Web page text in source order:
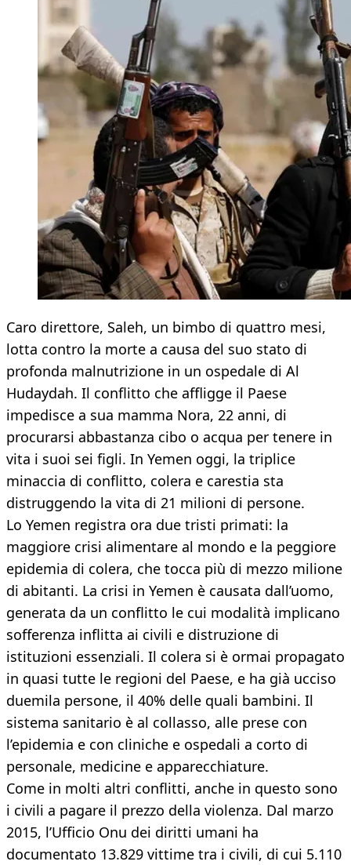
Caro direttore, Saleh, un bimbo di quattro mesi,
lotta contro la morte a causa del suo stato di
profonda malnutrizione in un ospedale di Al
Hudaydah. Il conflitto che affligge il Paese
impedisce a sua mamma Nora, 22 anni, di
procurarsi abbastanza cibo o acqua per tenere in
vita i suoi sei figli. In Yemen oggi, la triplice
minaccia di conflitto, colera e carestia sta
distruggendo la vita di 21 milioni di persone.
Lo Yemen registra ora due tristi primati: la
maggiore crisi alimentare al mondo e la peggiore
epidemia di colera, che tocca più di mezzo milione
di abitanti. La crisi in Yemen è causata dall’uomo,
generata da un conflitto le cui modalità implicano
sofferenza inflitta ai civili e distruzione di
istituzioni essenziali. Il colera si è ormai propagato
in quasi tutte le regioni del Paese, e ha già ucciso
duemila persone, il 40% delle quali bambini. Il
sistema sanitario è al collasso, alle prese con
l’epidemia e con cliniche e ospedali a corto di
personale, medicine e apparecchiature.
Come in molti altri conflitti, anche in questo sono
i civili a pagare il prezzo della violenza. Dal marzo
2015, l’Ufficio Onu dei diritti umani ha
documentato 13.829 vittime tra i civili, di cui 5.110